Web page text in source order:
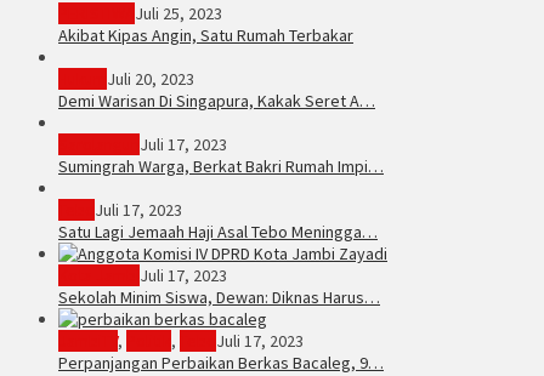
Juli 25, 2023
Akibat Kipas Angin, Satu Rumah Terbakar
Juli 20, 2023
Demi Warisan Di Singapura, Kakak Seret A…
Juli 17, 2023
Sumingrah Warga, Berkat Bakri Rumah Impi…
Juli 17, 2023
Satu Lagi Jemaah Haji Asal Tebo Meningga…
Juli 17, 2023
Sekolah Minim Siswa, Dewan: Diknas Harus…
, ,
Juli 17, 2023
Perpanjangan Perbaikan Berkas Bacaleg, 9…